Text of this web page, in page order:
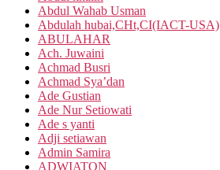
Abdul Wahab Usman
Abdulah hubai,CHt,CI(IACT-USA)
ABULAHAR
Ach. Juwaini
Achmad Busri
Achmad Sya’dan
Ade Gustian
Ade Nur Setiowati
Ade s yanti
Adji setiawan
Admin Samira
ADWIATON